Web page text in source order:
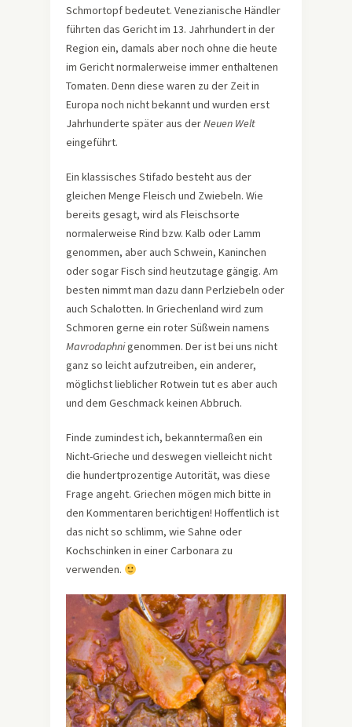
Schmortopf bedeutet. Venezianische Händler
führten das Gericht im 13. Jahrhundert in der
Region ein, damals aber noch ohne die heute
im Gericht normalerweise immer enthaltenen
Tomaten. Denn diese waren zu der Zeit in
Europa noch nicht bekannt und wurden erst
Jahrhunderte später aus derNeuen Welt
eingeführt.
Ein klassisches Stifado besteht aus der
gleichen Menge Fleisch und Zwiebeln. Wie
bereits gesagt, wird als Fleischsorte
normalerweise Rind bzw. Kalb oder Lamm
genommen, aber auch Schwein, Kaninchen
oder sogar Fisch sind heutzutage gängig. Am
besten nimmt man dazu dann Perlziebeln oder
auch Schalotten. In Griechenland wird zum
Schmoren gerne ein roter Süßwein namens
Mavrodaphnigenommen. Der ist bei uns nicht
ganz so leicht aufzutreiben, ein anderer,
möglichst lieblicher Rotwein tut es aber auch
und dem Geschmack keinen Abbruch.
Finde zumindest ich, bekanntermaßen ein
Nicht-Grieche und deswegen vielleicht nicht
die hundertprozentige Autorität, was diese
Frage angeht. Griechen mögen mich bitte in
den Kommentaren berichtigen! Hoffentlich ist
das nicht so schlimm, wie Sahne oder
Kochschinken in einer Carbonara zu
verwenden.